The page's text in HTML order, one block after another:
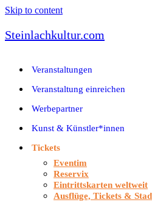
Skip to content
Steinlachkultur.com
Veranstaltungen
Veranstaltung einreichen
Werbepartner
Kunst & Künstler*innen
Tickets
Eventim
Reservix
Eintrittskarten weltweit
Ausflüge, Tickets &